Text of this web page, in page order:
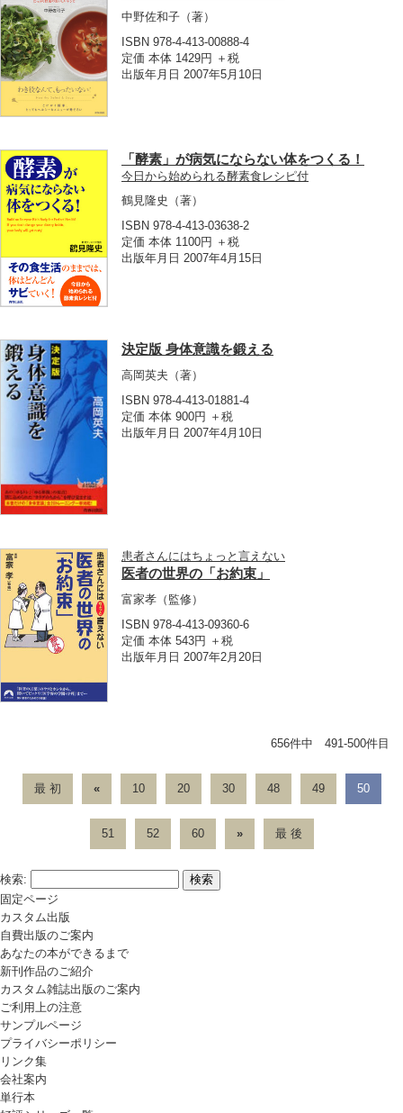
中野佐和子 （著）
ISBN 978-4-413-00888-4
定価 本体 1429円 ＋税
出版年月日 2007年5月10日
「酵素」が病気にならない体をつくる！
今日から始められる酵素食レシピ付
鶴見隆史
（著）
ISBN 978-4-413-03638-2
定価 本体 1100円 ＋税
出版年月日 2007年4月15日
決定版 身体意識を鍛える
高岡英夫 （著）
ISBN 978-4-413-01881-4
定価 本体 900円 ＋税
出版年月日 2007年4月10日
患者さんにはちょっと言えない
医者の世界の「お約束」
富家孝 （監修）
ISBN 978-4-413-09360-6
定価 本体 543円 ＋税
出版年月日 2007年2月20日
656件中 491-500件目
最 初 « 10 20 30 48 49 50
51 52 60 » 最 後
検索:
固定ページ
カスタム出版
自費出版のご案内
あなたの本ができるまで
新刊作品のご紹介
カスタム雑誌出版のご案内
ご利用上の注意
サンプルページ
プライバシーポリシー
リンク集
会社案内
単行本